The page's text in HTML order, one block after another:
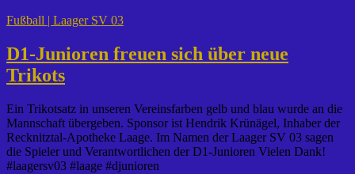
Fußball | Laager SV 03
D1-Junioren freuen sich über neue
Trikots
Ein Trikotsatz in unseren Vereinsfarben gelb und blau wurde an die
Mannschaft übergeben. Sponsor ist Hendrik Krünägel, Inhaber der
Recknitztal-Apotheke Laage. Im Namen der Laager SV 03 sagen
die Spieler und Verantwortlichen der D1-Junioren Vielen Dank!
#laagersv03 #laage #djunioren